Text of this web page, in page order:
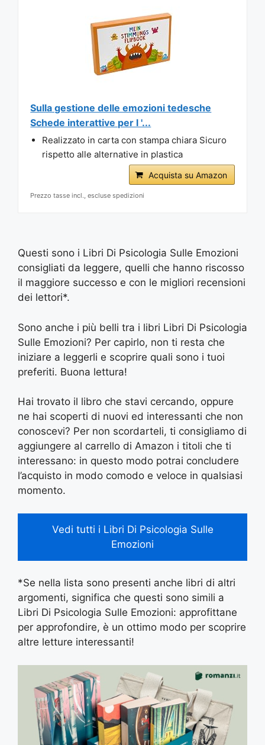
Sulla gestione delle emozioni tedesche
Schede interattive per l '...
Realizzato in carta con stampa chiara Sicuro
rispetto alle alternative in plastica
Acquista su Amazon
Prezzo tasse incl., escluse spedizioni
Questi sono i Libri Di Psicologia Sulle Emozioni
consigliati da leggere, quelli che hanno riscosso
il maggiore successo e con le migliori recensioni
dei lettori*.
Sono anche i più belli tra i libri Libri Di Psicologia
Sulle Emozioni? Per capirlo, non ti resta che
iniziare a leggerli e scoprire quali sono i tuoi
preferiti. Buona lettura!
Hai trovato il libro che stavi cercando, oppure
ne hai scoperti di nuovi ed interessanti che non
conoscevi? Per non scordarteli, ti consigliamo di
aggiungere al carrello di Amazon i titoli che ti
interessano: in questo modo potrai concludere
l’acquisto in modo comodo e veloce in qualsiasi
momento.
Vedi tutti i Libri Di Psicologia Sulle
Emozioni
*Se nella lista sono presenti anche libri di altri
argomenti, significa che questi sono simili a
Libri Di Psicologia Sulle Emozioni: approfittane
per approfondire, è un ottimo modo per scoprire
altre letture interessanti!